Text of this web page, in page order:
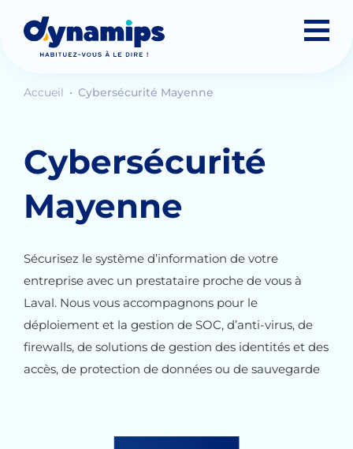
Accueil Cybersécurité Mayenne
Cybersécurité
Mayenne
Sécurisez le système d’information de votre
entreprise avec un prestataire proche de vous à
Laval. Nous vous accompagnons pour le
déploiement et la gestion de SOC, d’anti-virus, de
firewalls, de solutions de gestion des identités et des
accès, de protection de données ou de sauvegarde